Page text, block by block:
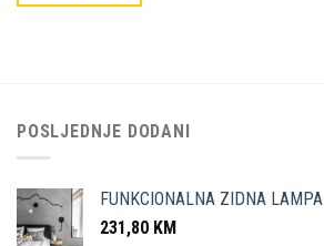
POSLJEDNJE DODANI
FUNKCIONALNA ZIDNA LAMPA
231,80 KM